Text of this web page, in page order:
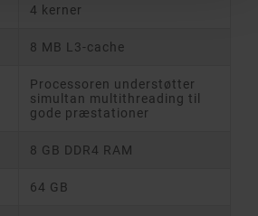
4 kerner
8 MB L3-cache
Processoren understøtter
simultan multithreading til
gode præstationer
8 GB DDR4 RAM
64 GB